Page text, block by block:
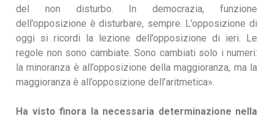
del non disturbo. In democrazia, funzione
dell’opposizione è disturbare, sempre. L’opposizione di
oggi si ricordi la lezione dell’opposizione di ieri. Le
regole non sono cambiate. Sono cambiati solo i numeri:
la minoranza è all’opposizione della maggioranza, ma la
maggioranza è all’opposizione dell’aritmetica».
Ha visto finora la necessaria determinazione nella